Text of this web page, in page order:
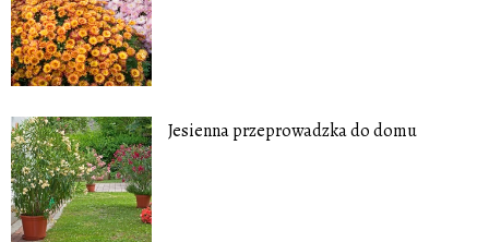
Jesienna przeprowadzka do domu